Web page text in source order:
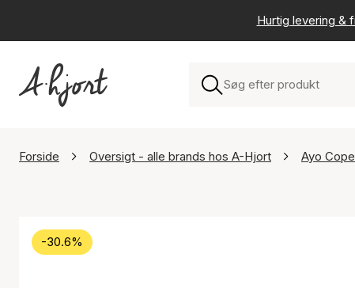
Hurtig levering &
Forside Oversigt - alle brands hos A-Hjort Ayo
-30.6%